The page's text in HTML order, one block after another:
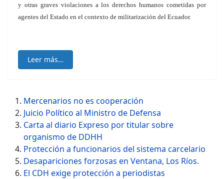
y otras graves violaciones a los derechos humanos cometidas por
agentes del Estado en el contexto de militarización del Ecuador.
Leer más…
Mercenarios no es cooperación
Juicio Político al Ministro de Defensa
Carta al diario Expreso por titular sobre
organismo de DDHH
Protección a funcionarios del sistema carcelario
Desapariciones forzosas en Ventana, Los Ríos.
El CDH exige protección a periodistas